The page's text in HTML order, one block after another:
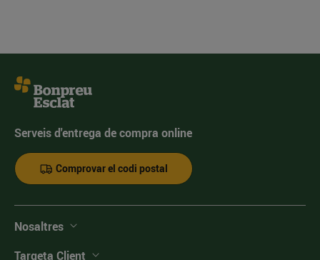
Serveis d'entrega de compra online
Comprovar el codi postal
Nosaltres
Targeta Client